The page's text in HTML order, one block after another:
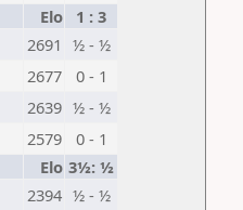
Elo
1 : 3
2691 ½ - ½
2677
0 - 1
2639 ½ - ½
2579
0 - 1
Elo 3½: ½
2394 ½ - ½